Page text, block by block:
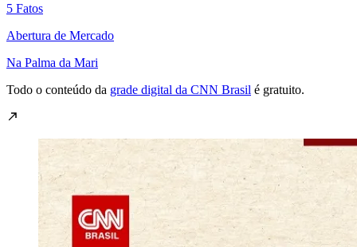
5 Fatos
Abertura de Mercado
Na Palma da Mari
Todo o conteúdo da grade digital da CNN Brasil é gratuito.